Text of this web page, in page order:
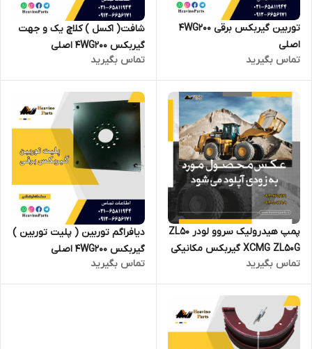
توربین گیربکس برقی 4WG200
اصلی
تماس بگیرید
شافت( اکسل ) کلاچ یک و جهت
گیربکس 4WG200 اصلی
تماس بگیرید
پمپ هیدرولیک سروو لودر ZL50
XCMG ZL50G گیربکس مکانیکی
تماس بگیرید
دیافراگم توربین ( پلیت توربین )
گیربکس 4WG200 اصلی
تماس بگیرید